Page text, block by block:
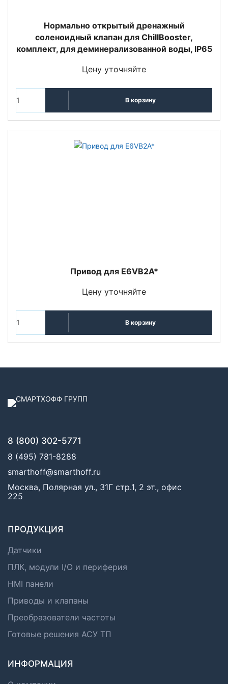
Нормально открытый дренажный
соленоидный клапан для ChillBooster,
комплект, для деминерализованной воды, IP65
Цену уточняйте
В корзину
Привод для E6VB2A*
Цену уточняйте
В корзину
8 (800) 302-5771
8 (495) 781-8288
smarthoff@smarthoff.ru
Москва, Полярная ул., 31Г стр.1, 2 эт., офис
225
ПРОДУКЦИЯ
Датчики
ПЛК, модули I/O и периферия
HMI панели
Приводы и клапаны
Преобразователи частоты
Готовые решения АСУ ТП
ИНФОРМАЦИЯ